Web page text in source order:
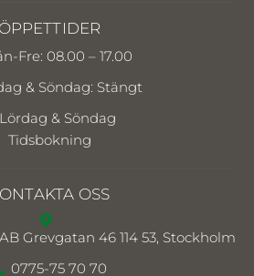
ÖPPETTIDER
Fre: 08.00 – 17.00
& Söndag: Stängt
Lördag & Söndag
Tidsbokning
OSS
Grevgatan 46 114 53, Stockholm
0775-75 70 70